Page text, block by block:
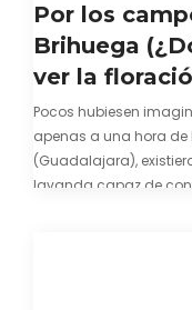
Por los
Brihuega
ver la
Pocos hubiesen
apenas a una hora
(Guadalajara),
lavanda capaz de